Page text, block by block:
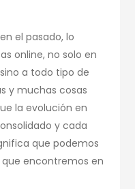
el pasado, lo
online, no solo en
a todo tipo de
y muchas cosas
la evolución en
y cada
que podemos
encontremos en